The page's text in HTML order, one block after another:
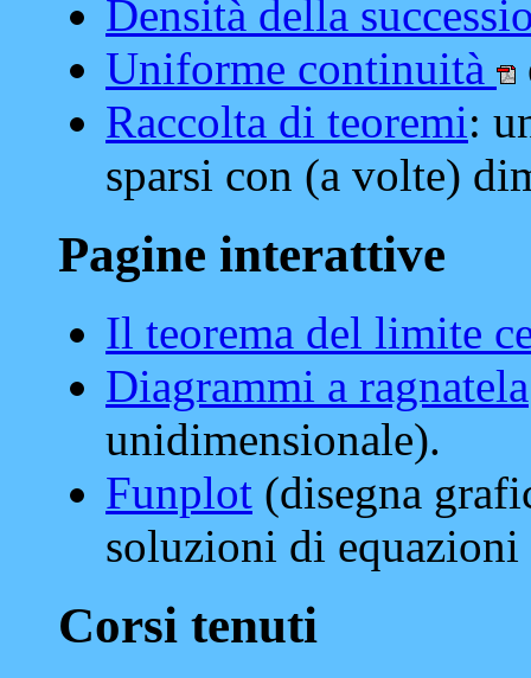
Densità della
Uniforme continuità
Raccolta di teoremi:
sparsi con (a volte)
Pagine interattive
Il teorema del limite
Diagrammi a ragnatela
unidimensionale).
Funplot (disegna
soluzioni di
Corsi tenuti